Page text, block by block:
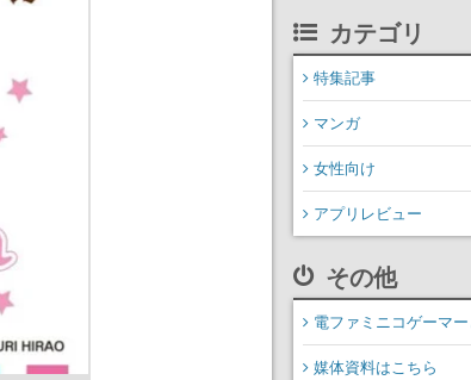
カテゴリ
特集記事
マンガ
女性向け
アプリレビュー
その他
電ファミニコゲーマー
媒体資料はこちら